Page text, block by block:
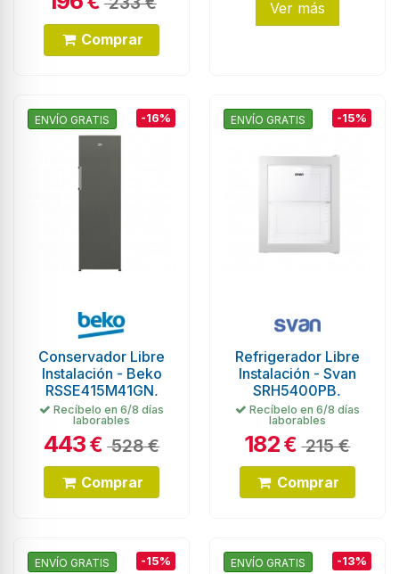
Comprar
Ver más
ENVÍO GRATIS -16%
Conservador Libre
Instalación - Beko
RSSE415M41GN,
Cíclico, 1,71 metros,
Look Inox
Recíbelo en 6/8 días
laborables
443€ 528 €
Comprar
ENVÍO GRATIS -15%
Refrigerador Libre
Instalación - Svan
SRH5400PB,
Botellero, Cristal,
47x38cm
Recíbelo en 6/8 días
laborables
182€ 215 €
Comprar
ENVÍO GRATIS -15% ENVÍO GRATIS -13%